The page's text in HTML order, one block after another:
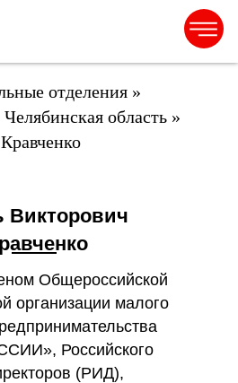
отделения »
Челябинская область »
Викторович
Общероссийской
организации малого
Российского
(РИД),